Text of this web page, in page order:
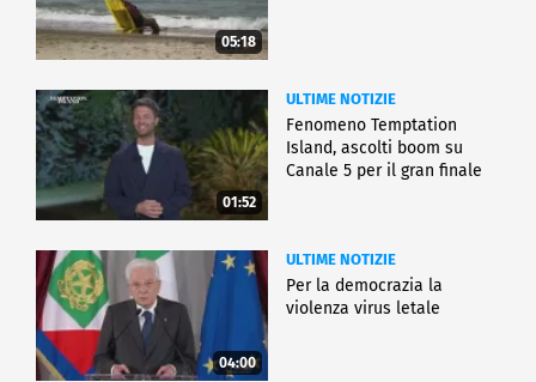
05:18
01:52
ULTIME NOTIZIE
Fenomeno Temptation
Island, ascolti boom su
Canale 5 per il gran finale
04:00
ULTIME NOTIZIE
Per la democrazia la
violenza virus letale